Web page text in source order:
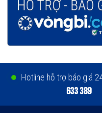
Hotline hỗ trợ báo giá
633 389